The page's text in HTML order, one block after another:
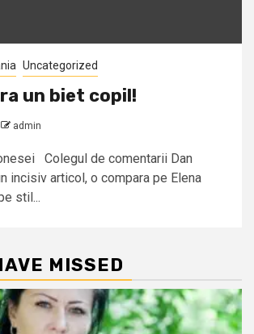
Uncategorized
un biet copil!
admin
Colegul de comentarii Dan
incisiv articol, o compara pe Elena
stil...
MISSED